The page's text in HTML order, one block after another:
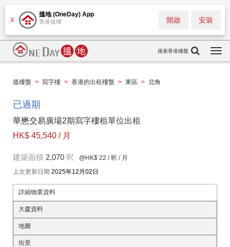
X
搵地 (OneDay) App
香港搵樓 安裝
開啟
搜索香港樓盤
搵樓盤 > 寫字樓 > 香港的出租樓盤 > 東區 > 北角
已過期
華懋交易廣場2期寫字樓租單位出租
HK$ 45,540 / 月
建築面積 2,070 呎 @HK$ 22 / 呎 / 月
上次更新日期 2025年12月02日
詳細物業資料
大廈資料
地圖
街景